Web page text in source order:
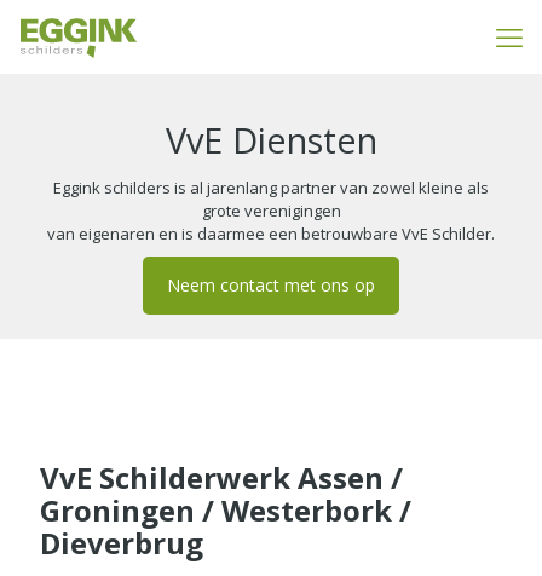
VvE Diensten
Eggink schilders is al jarenlang partner van zowel kleine als
grote verenigingen
van eigenaren en is daarmee een betrouwbare VvE Schilder.
Neem contact met ons op
VvE Schilderwerk Assen /
Groningen / Westerbork /
Dieverbrug